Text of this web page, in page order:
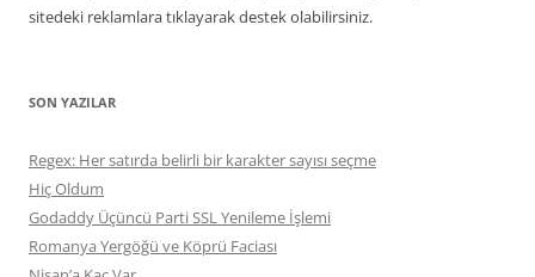
sitedeki reklamlara tıklayarak destek olabilirsiniz.
SON YAZILAR
Regex: Her satırda belirli bir karakter sayısı seçme
Hiç Oldum
Godaddy Üçüncü Parti SSL Yenileme İşlemi
Romanya Yergöğü ve Köprü Faciası